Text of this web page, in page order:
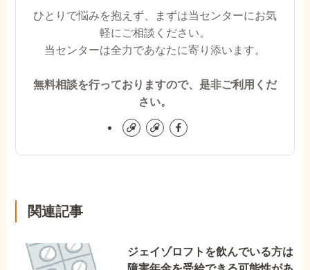
ひとりで悩みを抱えず、まずは当センターにお気
軽にご相談ください。
当センターは全力であなたに寄り添います。
無料相談を行っておりますので、是非ご利用くだ
さい。
関連記事
ジェイゾロフトを飲んでいる方は